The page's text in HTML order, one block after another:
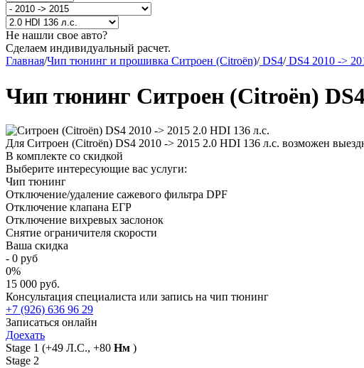
Не нашли свое авто?
Сделаем индивидуальный расчет.
Главная/Чип тюнинг и прошивка Ситроен (Citroën)/DS4/DS4 2010 ->
Чип тюнинг Ситроен (Citroën)
Для Ситроен (Citroën) DS4 2010 -> 2015 2.0 HDI 136 л.с. возможен
В комплекте со скидкой
Выберите интересующие вас услуги:
Чип тюнинг
Отключение/удаление сажевого фильтра DPF
Отключение клапана ЕГР
Отключение вихревых заслонок
Снятие ограничителя скорости
Ваша скидка
- 0 руб
0%
15 000 руб.
Консультация специалиста или запись на чип тюнинг
+7 (926) 636 96 29
Записаться онлайн
Доехать
Stage 1 (+49 Л.С., +80 Нм )
Stage 2